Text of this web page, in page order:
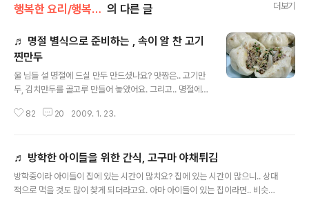
행복한 요리/행복한 간식 의 다른 글 더보기
♬ 명절 별식으로 준비하는 , 속이 알 찬 고기
찐만두
울 님들 설 명절에 드실 만두 만드셨나요? 맛짱은.. 고기만
두, 김치만두를 골고루 만들어 놓았어요. 그리고.. 명절에
답니다. 만두피가 포근포근하고 육즙이 들어 있는 고기소
지요..ㅎ 일명 중국식 찐만두는 우리네 만두와는 달리 밀가
루를 발효시켜서 만두피가 폭닥하고 부드러우며 만두를 먹
고난뒤에 아이가 하는말이..만두를 먹을때 육즙이 촉촉하
82 20 2009. 1. 23.
♬ 방학한 아이들을 위한 간식, 고구마 야채튀김
방학중이라 아이들이 집에 있는 시간이 많치요? 집에 있는 시간이 많으니.. 상대
적으로 먹을 것도 많이 찾게 되더라고요. 아마 아이들이 있는 집이라면.. 비슷하